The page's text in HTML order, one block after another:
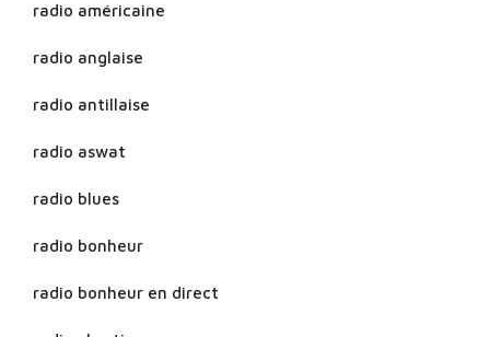
radio américaine
radio anglaise
radio antillaise
radio aswat
radio blues
radio bonheur
radio bonheur en direct